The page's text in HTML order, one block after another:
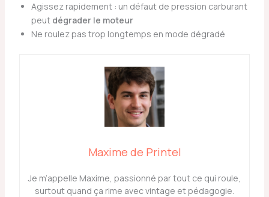
Agissez rapidement : un défaut de pression carburant
peut dégrader le moteur
Ne roulez pas trop longtemps en mode dégradé
Maxime de Printel
Je m’appelle Maxime, passionné par tout ce qui roule,
surtout quand ça rime avec vintage et pédagogie.